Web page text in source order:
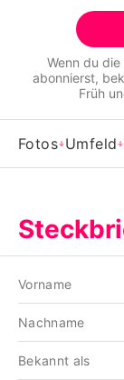
Wenn du
abonnierst,
Früh
Fotos Umfeld
Vorname
Nachname
Bekannt als